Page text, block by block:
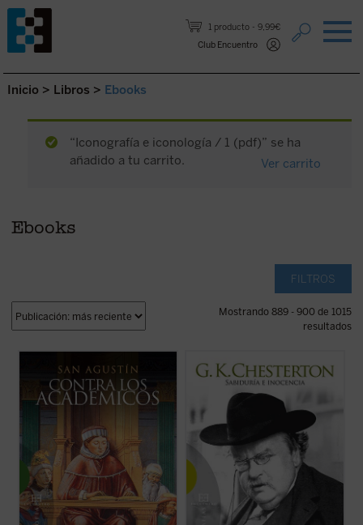
1 producto
9,99€
Club Encuentro
Saltar al contenido.
Inicio > Libros > Ebooks
“Iconografía e iconología / 1 (pdf)” se ha
añadido a tu carrito.
Ver carrito
Ebooks
FILTROS
Mostrando 889 - 900 de 1015
resultados
es la obra filosófica más importante de uno
de los autores cristianos más universales.
San Agustín combate en ella el
escepticismo del que había sido él mismo
En este libro, fruto de cuatro años de
trabajo por parte del autor, se nos presenta
el Chesterton de siempre ---el polemista, el
escritor y el converso--- junto a un
Chesterton nuevo, no por ello menos
verdadero: el amigo, el amante, el padre, el
(ver ficha)